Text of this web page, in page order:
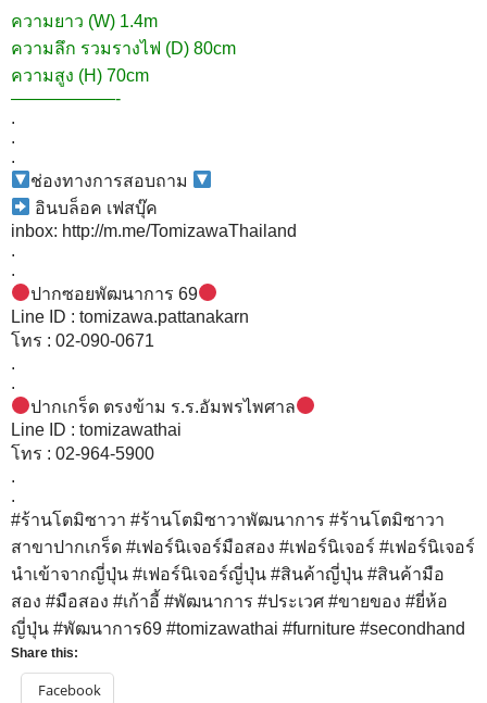
ความยาว (W) 1.4m
ความลึก รวมรางไฟ (D) 80cm
ความสูง (H) 70cm
——————-
.
.
.
ช่องทางการสอบถาม
อินบล็อค เฟสบุ๊ค
inbox: http://m.me/TomizawaThailand
.
.
ปากซอยพัฒนาการ 69
Line ID : tomizawa.pattanakarn
โทร : 02-090-0671
.
.
ปากเกร็ด ตรงข้าม ร.ร.อัมพรไพศาล
Line ID : tomizawathai
โทร : 02-964-5900
.
.
#ร้านโตมิซาวา #ร้านโตมิซาวาพัฒนาการ #ร้านโตมิซาวา
สาขาปากเกร็ด #เฟอร์นิเจอร์มือสอง #เฟอร์นิเจอร์ #เฟอร์นิเจอร์
นำเข้าจากญี่ปุ่น #เฟอร์นิเจอร์ญี่ปุ่น #สินค้าญี่ปุ่น #สินค้ามือ
สอง #มือสอง #เก้าอี้ #พัฒนาการ #ประเวศ #ขายของ #ยี่ห้อ
ญี่ปุ่น #พัฒนาการ69 #tomizawathai #furniture #secondhand
Share this:
Facebook